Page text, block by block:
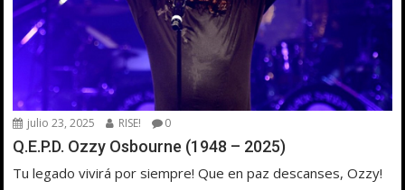
julio 23, 2025 RISE! 0
Q.E.P.D. Ozzy Osbourne (1948 – 2025)
Tu legado vivirá por siempre! Que en paz descanses, Ozzy!